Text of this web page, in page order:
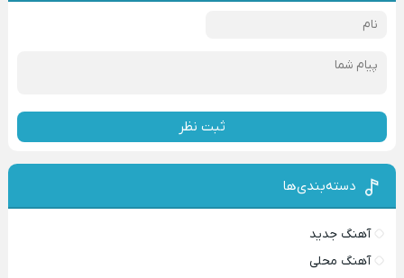
ثبت نظر
دسته‌بندی‌ها
آهنگ جدید
آهنگ محلی